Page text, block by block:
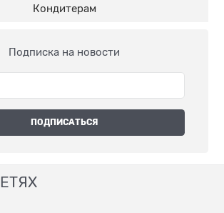
Кондитерам
Подписка на новости